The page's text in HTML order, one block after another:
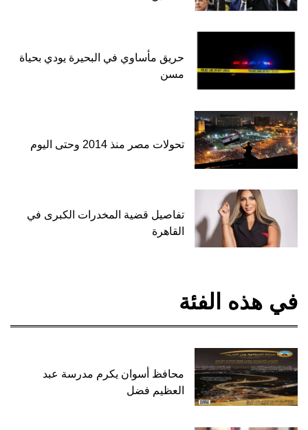
حريق مأساوي في البحيرة يودي بحياة
مسن
تحولات مصر منذ 2014 وحتى اليوم
تفاصيل قضية المخدرات الكبرى في
القاهرة
في هذه الفئة
محافظ أسوان يكرم مدرسة عبد
العظيم فضل